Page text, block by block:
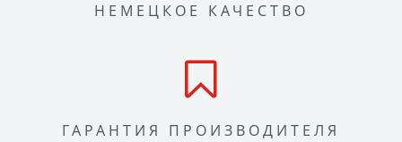
НЕМЕЦКОЕ КАЧЕСТВО
ГАРАНТИЯ ПРОИЗВОДИТЕЛЯ